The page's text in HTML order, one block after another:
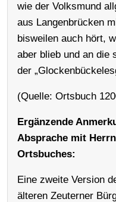
wie der Volksmund
aus Langenbrücken
bisweilen auch hört,
aber blieb und an die
der
(Quelle: Ortsbuch
Ergänzende
Absprache mit
Ortsbuches:
Eine zweite Version
älteren Zeuterner